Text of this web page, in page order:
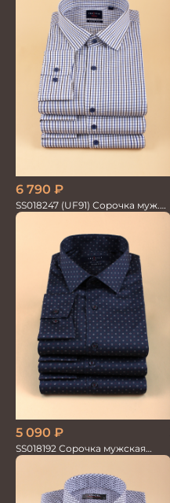
6 790 ₽
SS018247 (UF91) Сорочка муж.
GROSTYLE TRENDY
5 090 ₽
SS018192 Сорочка мужская
GROSTYLE PRIME